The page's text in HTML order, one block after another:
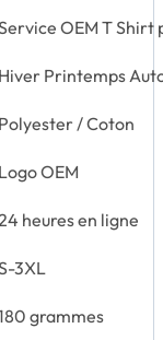
OEM T Shirt
Hiver Printemps
Polyester / Coton
Logo OEM
heures en ligne
3XL
grammes